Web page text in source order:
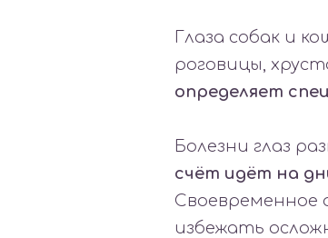
Глаза собак и
роговицы,
определяет
Болезни глаз
счёт идёт на
Своевременное
избежать